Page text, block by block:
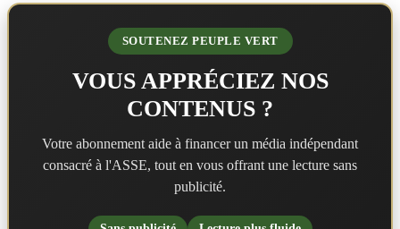
SOUTENEZ PEUPLE VERT
VOUS APPRÉCIEZ NOS
CONTENUS ?
Votre abonnement aide à financer un média indépendant
consacré à l'ASSE, tout en vous offrant une lecture sans
publicité.